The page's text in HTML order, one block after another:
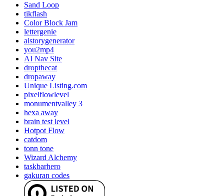
Sand Loop
tikflash
Color Block Jam
lettergenie
aistorygenerator
you2mp4
AI Nav Site
dropthecat
dropaway
Unique Listing.com
pixelflowlevel
monumentvalley 3
hexa away
brain test level
Hotpot Flow
catdom
tonn tone
Wizard Alchemy
taskbarhero
gakuran codes